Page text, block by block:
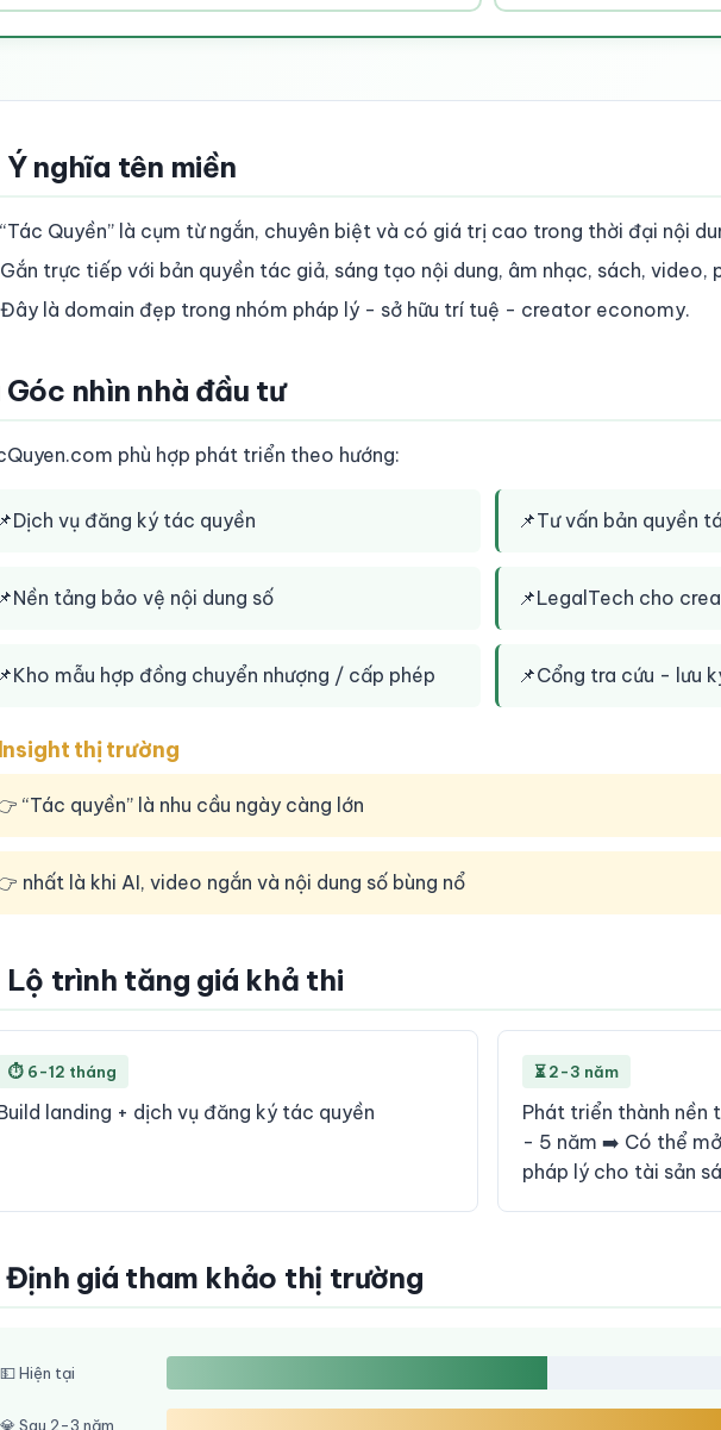
Ý nghĩa tên miền
“Tác Quyền” là cụm từ ngắn, chuyên biệt và có giá trị cao trong thời đại nội
Gắn trực tiếp với bản quyền tác giả, sáng tạo nội dung, âm nhạc, sách, video,
Đây là domain đẹp trong nhóm pháp lý - sở hữu trí tuệ - creator economy.
Góc nhìn nhà đầu tư
phù hợp phát triển theo hướng:
Dịch vụ đăng ký tác quyền 📌Tư vấn bản quyền
Nền tảng bảo vệ nội dung số 📌LegalTech cho
Kho mẫu hợp đồng chuyển nhượng / cấp phép 📌Cổng tra cứu - lưu
thị trường
“Tác quyền” là nhu cầu ngày càng lớn
nhất là khi AI, video ngắn và nội dung số bùng nổ
Lộ trình tăng giá khả thi
⏱ 6-12 tháng
landing + dịch vụ đăng ký tác quyền
⏳ 2-3 năm
Phát triển thành nền
- 5 năm ➡️ Có thể
pháp lý cho tài sản
Định giá tham khảo thị trường
💵 Hiện tại
💎 Sau 2-3 năm